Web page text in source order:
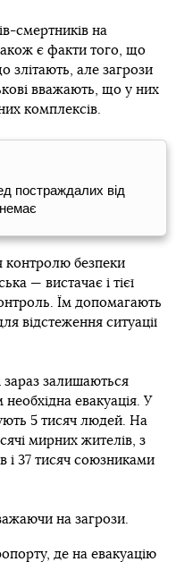
смертників на
є факти того, що
злітають, але загрози
вважають, що у них
комплексів.
постраждалих від
контролю безпеки
— вистачає і тієї
Їм допомагають
відстеження ситуації
зараз залишаються
евакуація. У
5 тисяч людей. На
мирних жителів, з
і 37 тисяч союзниками
на загрози.
де на евакуацію